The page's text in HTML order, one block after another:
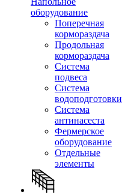
оборудование
Поперечная
кормораздача
Продольная
кормораздача
Система
подвеса
Система
водоподготовки
Система
антинасеста
Фермерское
оборудование
Отдельные
элементы